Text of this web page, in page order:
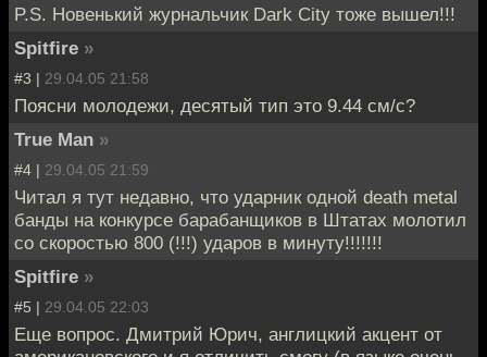
P.S. Новенький журнальчик Dark City тоже вышел!!!
Spitfire »
#3 | 29.04.05 21:58
Поясни молодежи, десятый тип это 9.44 см/с?
True Man »
#4 | 29.04.05 21:59
Читал я тут недавно, что ударник одной death metal
банды на конкурсе барабанщиков в Штатах молотил
со скоростью 800 (!!!) ударов в минуту!!!!!!!
Spitfire »
#5 | 29.04.05 22:03
Еще вопрос. Дмитрий Юрич, англицкий акцент от